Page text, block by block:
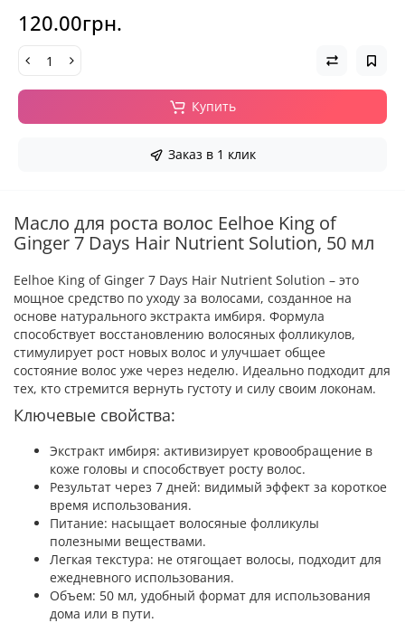
120.00грн.
Купить
Заказ в 1 клик
Масло для роста волос Eelhoe King of
Ginger 7 Days Hair Nutrient Solution, 50 мл
Eelhoe King of Ginger 7 Days Hair Nutrient Solution – это
мощное средство по уходу за волосами, созданное на
основе натурального экстракта имбиря. Формула
способствует восстановлению волосяных фолликулов,
стимулирует рост новых волос и улучшает общее
состояние волос уже через неделю. Идеально подходит для
тех, кто стремится вернуть густоту и силу своим локонам.
Ключевые свойства:
Экстракт имбиря: активизирует кровообращение в
коже головы и способствует росту волос.
Результат через 7 дней: видимый эффект за короткое
время использования.
Питание: насыщает волосяные фолликулы
полезными веществами.
Легкая текстура: не отягощает волосы, подходит для
ежедневного использования.
Объем: 50 мл, удобный формат для использования
дома или в пути.